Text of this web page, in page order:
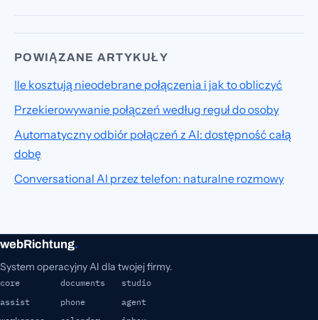
POWIĄZANE ARTYKUŁY
Ile kosztują nieodebrane połączenia i jak to obliczyć
Przekierowywanie połączeń według reguł do osoby
Automatyczny odbiór połączeń z AI: dostępność całą
dobę
Conversational AI przez telefon: naturalne rozmowy
webRichtung.
System operacyjny AI dla twojej firmy.
core documents
studio
assist
phone
agent